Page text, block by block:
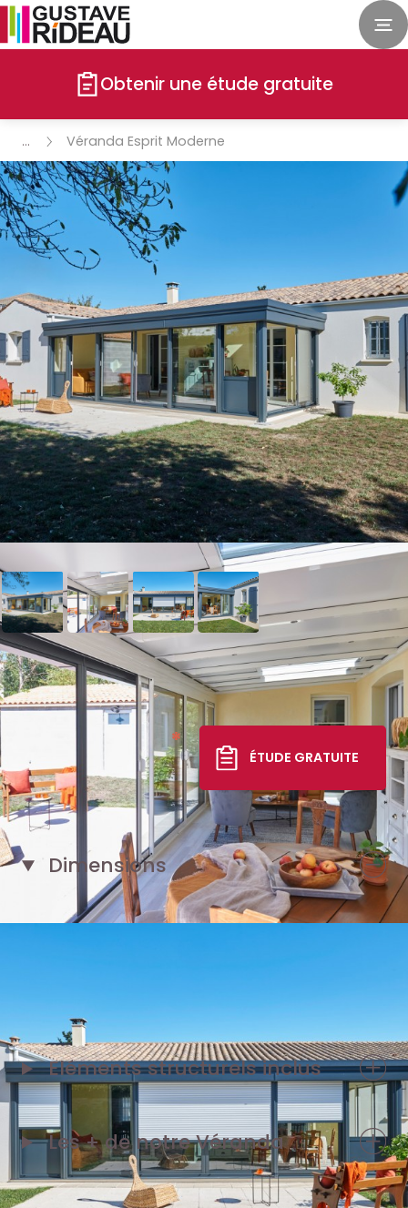
Obtenir une étude gratuite
Véranda Esprit Moderne
Véranda Esprit Moderne
24 307 €*
TTC livré, posé
ÉTUDE GRATUITE
Dimensions
1 façade de 6,60 m
Eléments structurels inclus
Les + de notreVéranda